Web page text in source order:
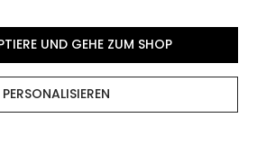
UND GEHE ZUM SHOP
PERSONALISIEREN